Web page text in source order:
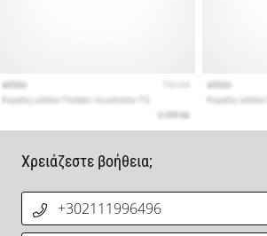
Χρειάζεστε βοήθεια;
+302111996496